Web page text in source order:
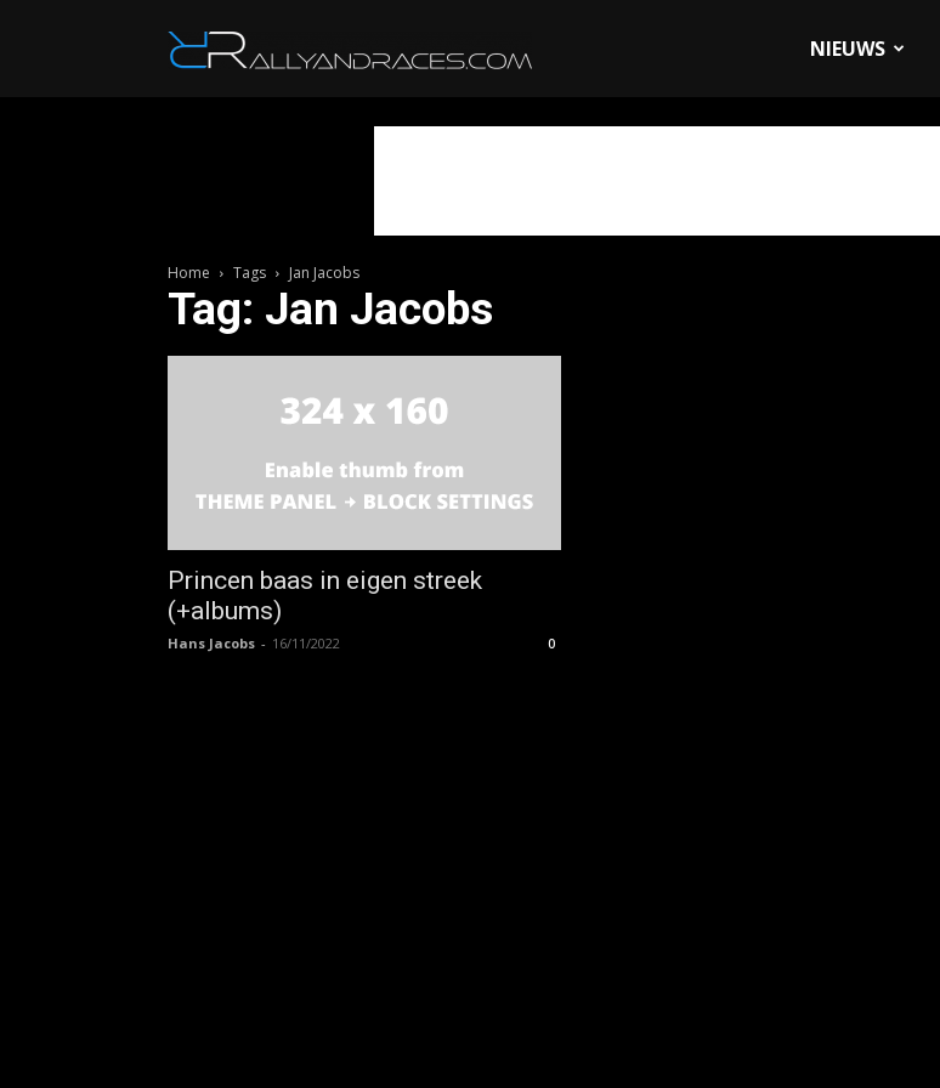
NIEUWS
Home Tags Jan Jacobs
Tag: Jan Jacobs
Princen baas in eigen streek
(+albums)
Hans Jacobs - 16/11/2022 0